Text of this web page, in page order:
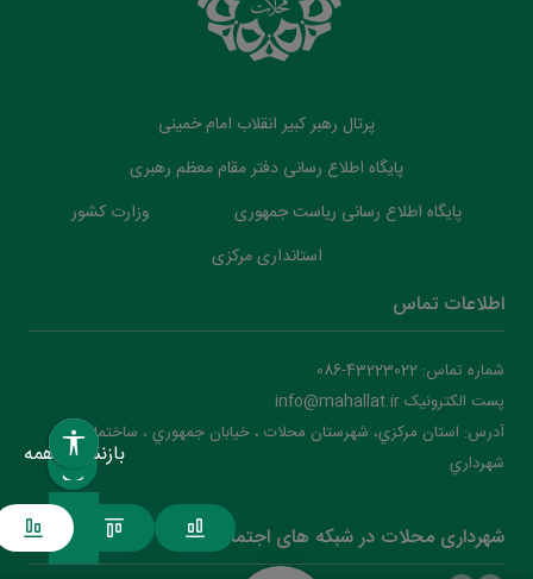
پرتال رهبر کبیر انقلاب امام خمینی
پایگاه اطلاع رسانی دفتر مقام معظم رهبری
پایگاه اطلاع رسانی ریاست جمهوری
وزارت کشور
استانداری مرکزی
اطلاعات تماس
شماره تماس: 43223022-086
پست الکترونیک info@mahallat.ir
آدرس: استان مرکزي، شهرستان محلات ‌‌‌، خيابان جمهوري ، ساختمان
شهرداري
شهرداری محلات در شبکه های اجتماعی
بازنشانی همه